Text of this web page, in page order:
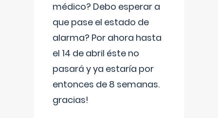
médico? Debo esperar a
que pase el estado de
alarma? Por ahora hasta
el 14 de abril éste no
pasará y ya estaría por
entonces de 8 semanas.
gracias!